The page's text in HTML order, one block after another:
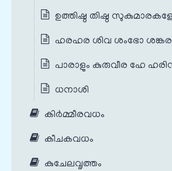
ഉത്തിഷ്ഠ തിഷ്ഠ
ഹരഹര ശിവ ശംഭോ
പാരാളും കുരുവീര ഹേ
ധനാശി
കിർമ്മീരവധം
കീചകവധം
കുചേലവൃത്തം